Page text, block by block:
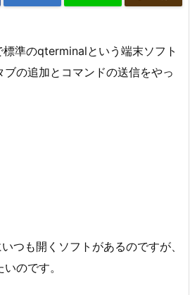
準のqterminalという端末ソフト
の追加とコマンドの送信をやっ
つも開くソフトがあるのですが、
のです。